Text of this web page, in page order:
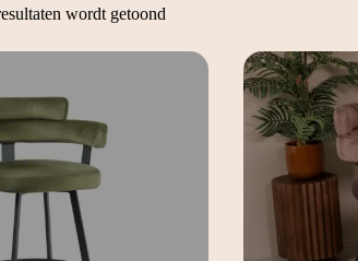
wordt getoond